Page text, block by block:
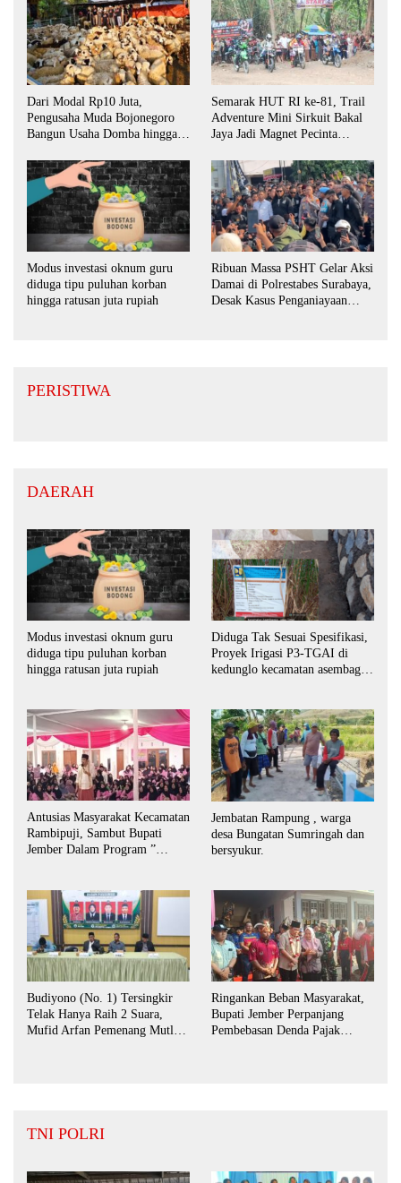
Dari Modal Rp10 Juta,
Pengusaha Muda Bojonegoro
Bangun Usaha Domba hingga
Semarak HUT RI ke-81, Trail
Adventure Mini Sirkuit Bakal
Jaya Jadi Magnet Pecinta
Modus investasi oknum guru
diduga tipu puluhan korban
hingga ratusan juta rupiah
Ribuan Massa PSHT Gelar Aksi
Damai di Polrestabes Surabaya,
Desak Kasus Penganiayaan
PERISTIWA
DAERAH
Modus investasi oknum guru
diduga tipu puluhan korban
hingga ratusan juta rupiah
Diduga Tak Sesuai Spesifikasi,
Proyek Irigasi P3-TGAI di
kedunglo kecamatan asembagus
Antusias Masyarakat Kecamatan
Rambipuji, Sambut Bupati
Jember Dalam Program ”
Jembatan Rampung , warga
desa Bungatan Sumringah dan
bersyukur.
Budiyono (No. 1) Tersingkir
Telak Hanya Raih 2 Suara,
Mufid Arfan Pemenang Mutlak
Ringankan Beban Masyarakat,
Bupati Jember Perpanjang
Pembebasan Denda Pajak
TNI POLRI